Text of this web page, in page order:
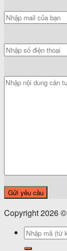
Copyright 2026 ©
Tìm